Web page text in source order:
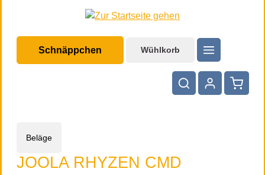
Schnäppchen Wühlkorb
Beläge
JOOLA RHYZEN CMD